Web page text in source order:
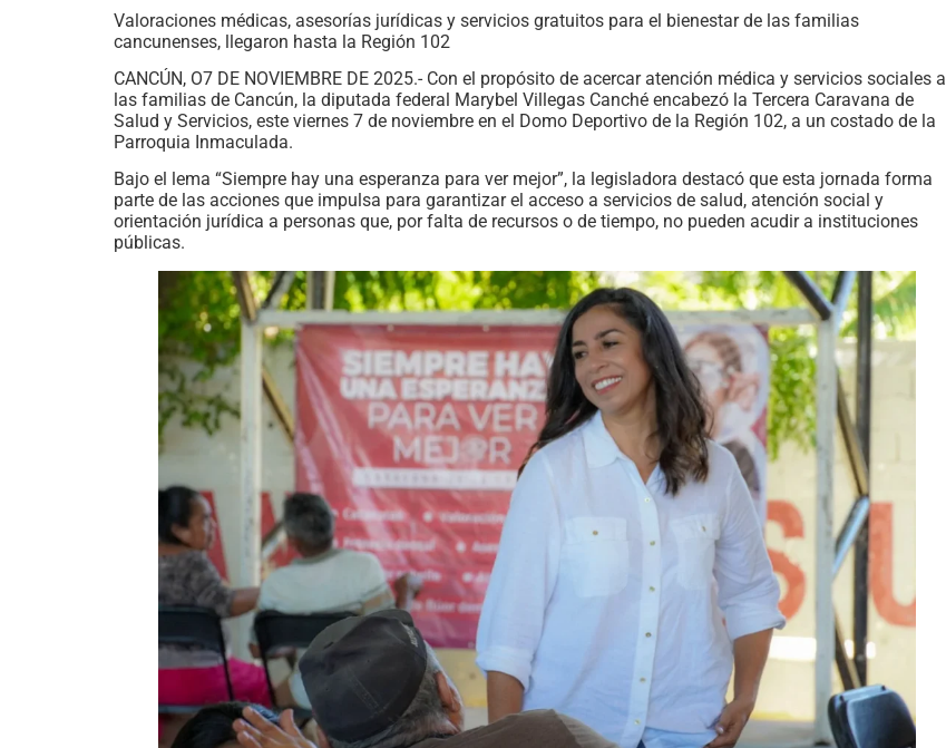
Valoraciones médicas, asesorías jurídicas y servicios gratuitos para el bienestar de las familias
cancunenses, llegaron hasta la Región 102
CANCÚN, O7 DE NOVIEMBRE DE 2025.- Con el propósito de acercar atención médica y servicios sociales a
las familias de Cancún, la diputada federal Marybel Villegas Canché encabezó la Tercera Caravana de
Salud y Servicios, este viernes 7 de noviembre en el Domo Deportivo de la Región 102, a un costado de la
Parroquia Inmaculada.
Bajo el lema “Siempre hay una esperanza para ver mejor”, la legisladora destacó que esta jornada forma
parte de las acciones que impulsa para garantizar el acceso a servicios de salud, atención social y
orientación jurídica a personas que, por falta de recursos o de tiempo, no pueden acudir a instituciones
públicas.